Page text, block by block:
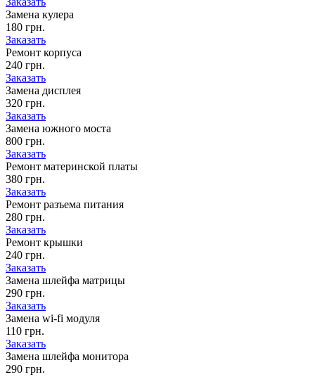
Замена кулера
180 грн.
Заказать
Ремонт корпуса
240 грн.
Заказать
Замена дисплея
320 грн.
Заказать
Замена южного моста
800 грн.
Заказать
Ремонт материнской платы
380 грн.
Заказать
Ремонт разъема питания
280 грн.
Заказать
Ремонт крышки
240 грн.
Заказать
Замена шлейфа матрицы
290 грн.
Заказать
Замена wi-fi модуля
110 грн.
Заказать
Замена шлейфа монитора
290 грн.